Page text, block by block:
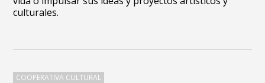
culturales.
COOPERATIVA CULTURAL